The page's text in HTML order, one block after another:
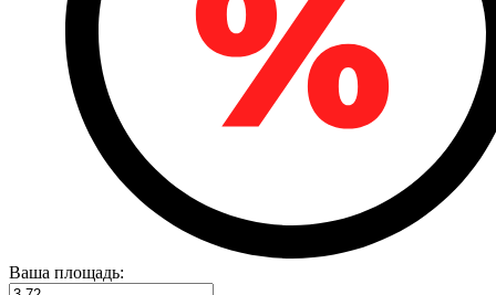
Ваша площадь: